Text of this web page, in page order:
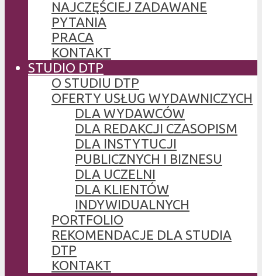
NAJCZĘŚCIEJ ZADAWANE
PYTANIA
PRACA
KONTAKT
STUDIO DTP
O STUDIU DTP
OFERTY USŁUG WYDAWNICZYCH
DLA WYDAWCÓW
DLA REDAKCJI CZASOPISM
DLA INSTYTUCJI
PUBLICZNYCH I BIZNESU
DLA UCZELNI
DLA KLIENTÓW
INDYWIDUALNYCH
PORTFOLIO
REKOMENDACJE DLA STUDIA
DTP
KONTAKT